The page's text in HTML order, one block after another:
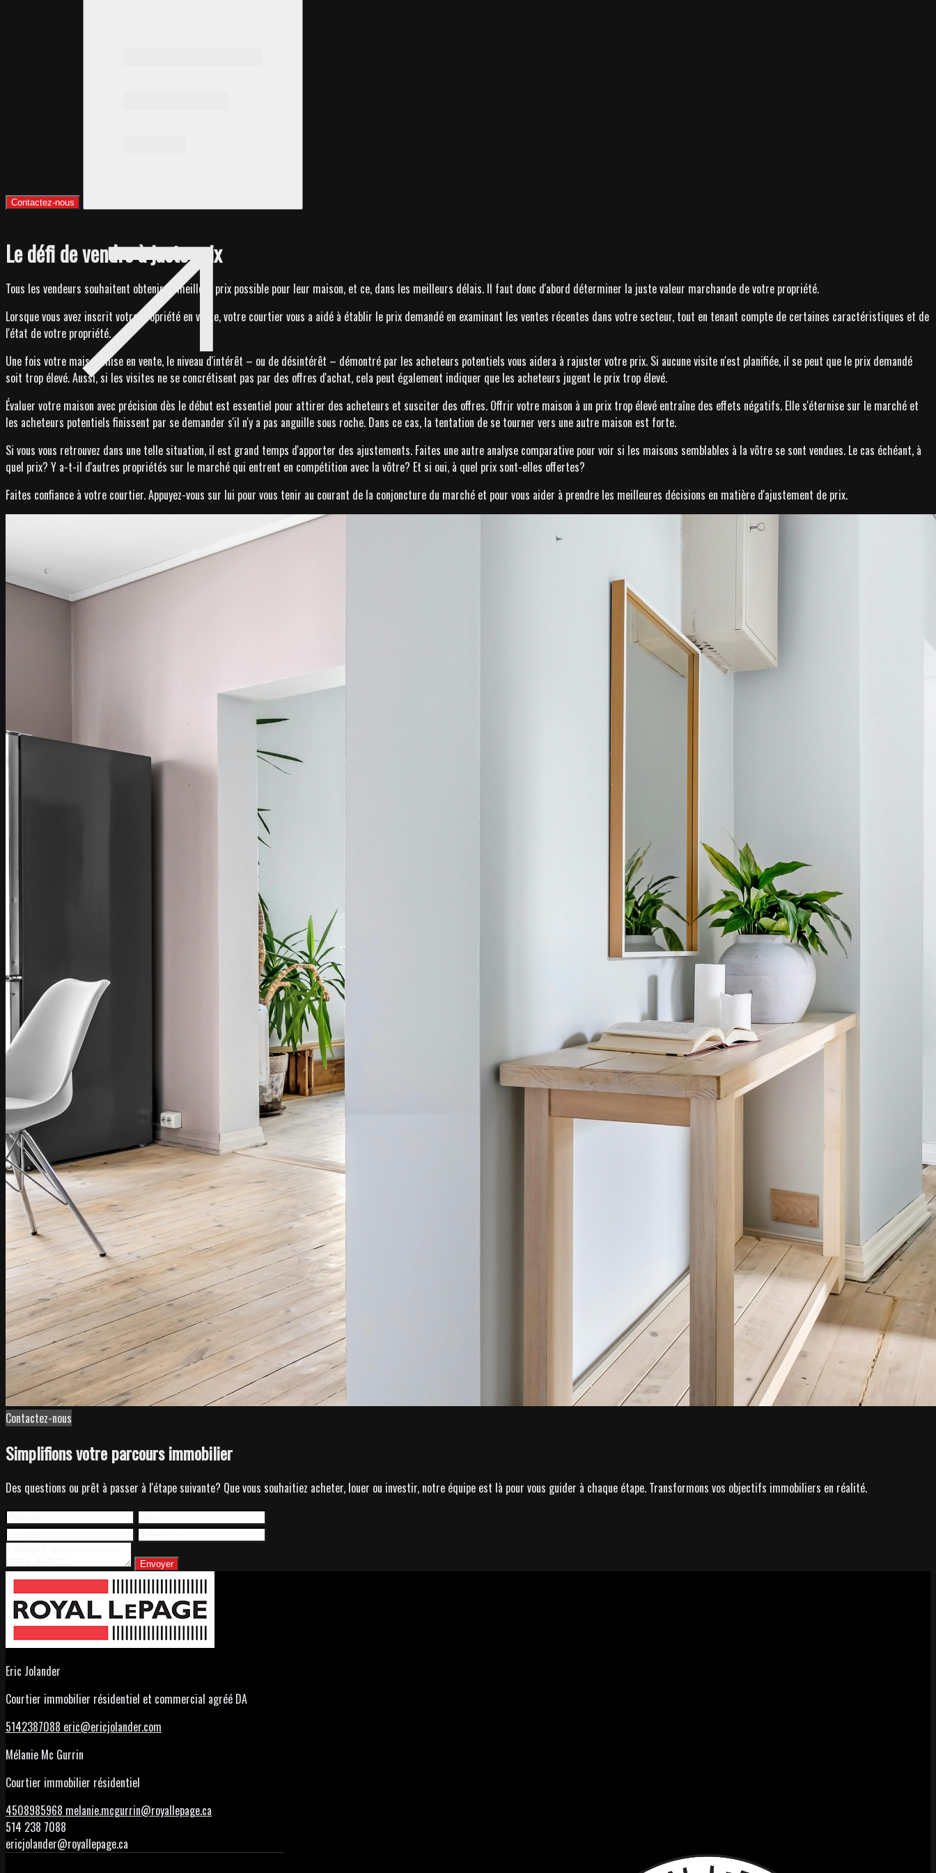
Contactez-nous
Le défi de vendre à juste prix
Tous les vendeurs souhaitent obtenir le meilleur prix possible pour leur maison, et ce, dans les meilleurs délais. Il faut donc d'abord déterminer la juste valeur marchande de votre propriété.
Lorsque vous avez inscrit votre propriété en vente, votre courtier vous a aidé à établir le prix demandé en examinant les ventes récentes dans votre secteur, tout en tenant compte de certaines caractéristiques et de
l'état de votre propriété.
Une fois votre maison mise en vente, le niveau d'intérêt – ou de désintérêt – démontré par les acheteurs potentiels vous aidera à rajuster votre prix. Si aucune visite n'est planifiée, il se peut que le prix demandé
soit trop élevé. Aussi, si les visites ne se concrétisent pas par des offres d'achat, cela peut également indiquer que les acheteurs jugent le prix trop élevé.
Évaluer votre maison avec précision dès le début est essentiel pour attirer des acheteurs et susciter des offres. Offrir votre maison à un prix trop élevé entraîne des effets négatifs. Elle s'éternise sur le marché et
les acheteurs potentiels finissent par se demander s'il n'y a pas anguille sous roche. Dans ce cas, la tentation de se tourner vers une autre maison est forte.
Si vous vous retrouvez dans une telle situation, il est grand temps d'apporter des ajustements. Faites une autre analyse comparative pour voir si les maisons semblables à la vôtre se sont vendues. Le cas échéant, à
quel prix? Y a-t-il d'autres propriétés sur le marché qui entrent en compétition avec la vôtre? Et si oui, à quel prix sont-elles offertes?
Faites confiance à votre courtier. Appuyez-vous sur lui pour vous tenir au courant de la conjoncture du marché et pour vous aider à prendre les meilleures décisions en matière d'ajustement de prix.
Contactez-nous
Simplifions votre parcours immobilier
Des questions ou prêt à passer à l'étape suivante? Que vous souhaitiez acheter, louer ou investir, notre équipe est là pour vous guider à chaque étape. Transformons vos objectifs immobiliers en réalité.
Envoyer
Eric Jolander
Courtier immobilier résidentiel et commercial agréé DA
5142387088 eric@ericjolander.com
Mélanie Mc Gurrin
Courtier immobilier résidentiel
4508985968 melanie.mcgurrin@royallepage.ca
514 238 7088
ericjolander@royallepage.ca